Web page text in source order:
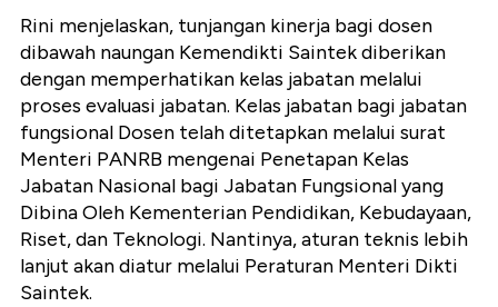
Rini menjelaskan, tunjangan kinerja bagi dosen
dibawah naungan Kemendikti Saintek diberikan
dengan memperhatikan kelas jabatan melalui
proses evaluasi jabatan. Kelas jabatan bagi jabatan
fungsional Dosen telah ditetapkan melalui surat
Menteri PANRB mengenai Penetapan Kelas
Jabatan Nasional bagi Jabatan Fungsional yang
Dibina Oleh Kementerian Pendidikan, Kebudayaan,
Riset, dan Teknologi. Nantinya, aturan teknis lebih
lanjut akan diatur melalui Peraturan Menteri Dikti
Saintek.